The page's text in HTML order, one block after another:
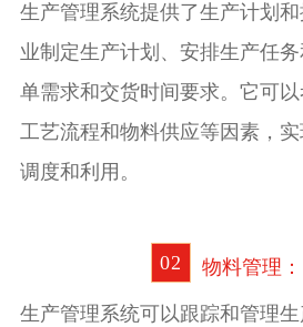
生产管理系统提供了生产计划
业制定生产计划、安排生产任
单需求和交货时间要求。它可以
工艺流程和物料供应等因素，
调度和利用。
02 物料管理：
生产管理系统可以跟踪和管理